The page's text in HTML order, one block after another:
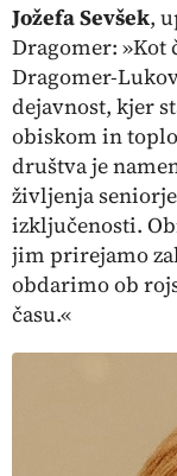
Jožefa Sevšek,
Dragomer: »Kot
Dragomer-
dejavnost, kjer
obiskom in
društva je
življenja
izključenosti.
jim prirejamo
obdarimo ob
času.«